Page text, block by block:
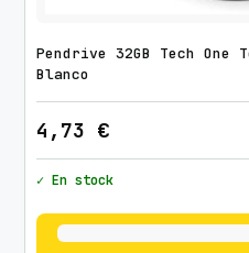
Pendrive 32GB Tech One
Blanco
4,73 €
✓ En stock